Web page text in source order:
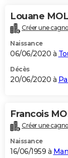
Bricolage
Lifestyle
Culture
Sport
Auto
Television
Voyage
Cinema
Louane
Créer une
Naissance
06/06/2020 à
Décès
20/06/2020 à
Francois
Créer une
Naissance
16/06/1959 à